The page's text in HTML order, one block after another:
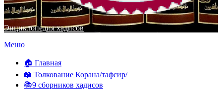
Энциклопедия хадисов
Перейти
содержимому
Меню
🏠 Главная
📖 Толкование Корана/тафсир/
📚9 сборников хадисов